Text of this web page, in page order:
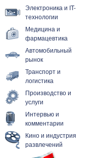
Электроника и IT-
технологии
Медицина и
фармацевтика
Автомобильный
рынок
Транспорт и
логистика
Производство и
услуги
Интервью и
комментарии
Кино и индустрия
развлечений